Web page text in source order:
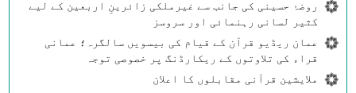
روضۂ حسینی کی جانب سے غیرملکی زائرینِ اربعین کے لیے
کثیر لسانی رہنمائی اور سروسز
عمان ریڈیو قرآن کے قیام کی بیسویں سالگرہ؛ عمانی
قراء کی تلاوتوں کے ریکارڈنگ پر خصوصی توجہ
ملایشین قرآنی مقابلوں کا اعلان